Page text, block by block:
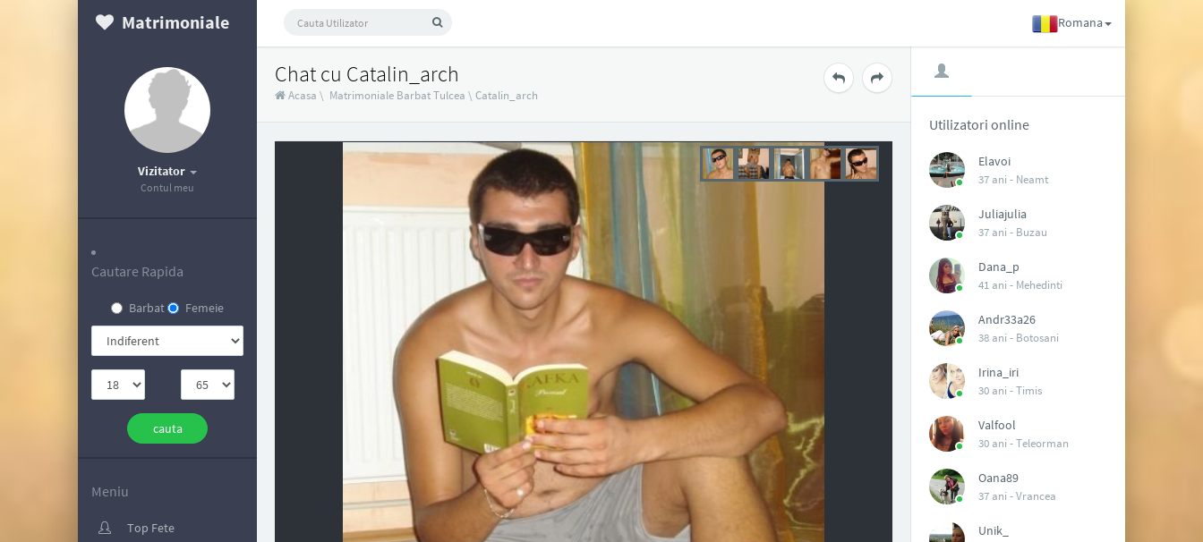
Matrimoniale Romana
Vizitator
Contul meu
Cautare Rapida
Barbat Femeie
Meniu
Top Fete
Chat cu Catalin_arch
Acasa \ Matrimoniale Barbat Tulcea \ Catalin_arch
Utilizatori online
Elavoi
37 ani - Neamt
Juliajulia
37 ani - Buzau
Dana_p
41 ani - Mehedinti
Andr33a26
38 ani - Botosani
Irina_iri
30 ani -Timis
Valfool
30 ani -Teleorman
Oana89
37 ani -Vrancea
Unik_